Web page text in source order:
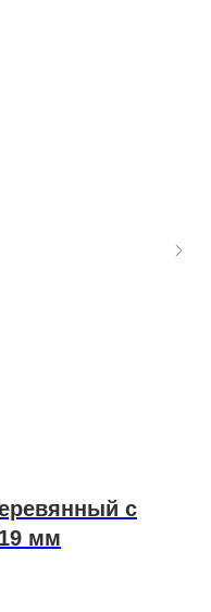
с
мм